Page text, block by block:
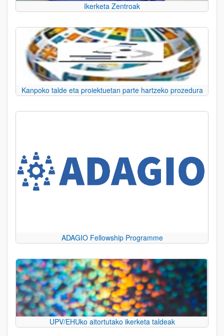
Ikerketa Zentroak
Kanpoko talde eta proiektuetan parte hartzeko prozedura
ADAGIO Fellowship Programme
UPV/EHUko aitortutako ikerketa taldeak